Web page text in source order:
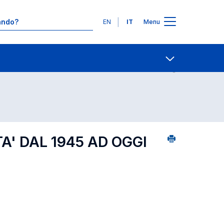
Lingue
EN IT Menu
Ricerca insegnamenti in ordine alfabetico Contatti
DAL 1945 AD OGGI